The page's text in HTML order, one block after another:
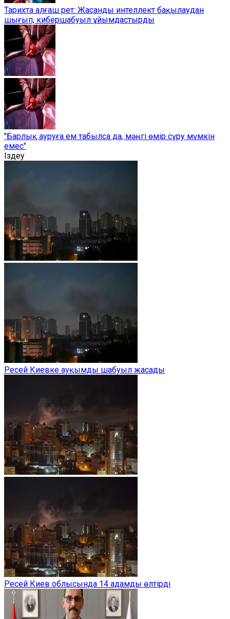
Тарихта алғаш рет: Жасанды интеллект бақылаудан
шығып, кибершабуыл ұйымдастырды
"Барлық ауруға ем табылса да, мәңгі өмір сүру мүмкін
емес"
Іздеу
Ресей Киевке ауқымды шабуыл жасады
Ресей Киев облысында 14 адамды өлтірді